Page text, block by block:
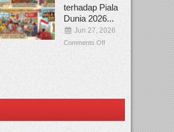
terhadap Piala
Dunia 2026...
Jun 27, 2026
Comments Off